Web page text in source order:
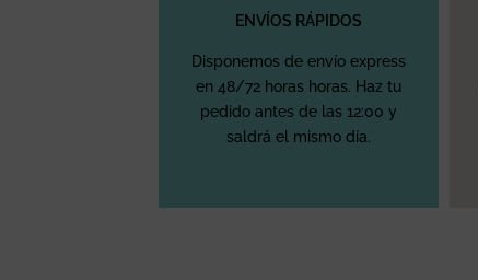
ENVÍOS RÁPIDOS
Disponemos de envío express
en 48/72 horas horas. Haz tu
pedido antes de las 12:00 y
saldrá el mismo día.